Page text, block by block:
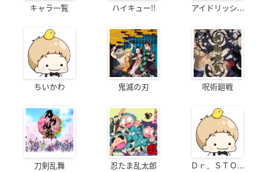
キャラ一覧 ハイキュー!! アイドリッシ...
ちいかわ 鬼滅の刃 呪術廻戦
刀剣乱舞 忍たま乱太郎 Ｄｒ．ＳＴＯ...